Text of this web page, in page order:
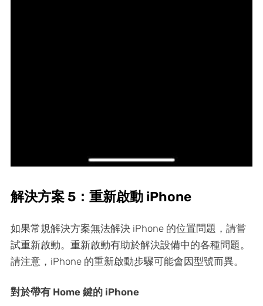
解決方案 5：重新啟動 iPhone
如果常規解決方案無法解決 iPhone 的位置問題，請嘗
試重新啟動。重新啟動有助於解決設備中的各種問題。
請注意，iPhone 的重新啟動步驟可能會因型號而異。
對於帶有 Home 鍵的 iPhone